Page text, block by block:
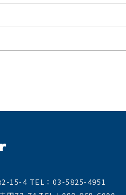
2-15-4 TEL：03-5825-4951